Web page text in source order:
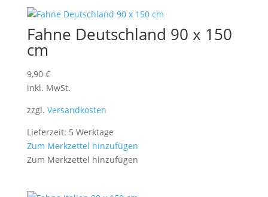
Fahne Deutschland 90 x 150
cm
9,90 €
inkl. MwSt.
zzgl. Versandkosten
Lieferzeit: 5 Werktage
Zum Merkzettel hinzufügen
Zum Merkzettel hinzufügen